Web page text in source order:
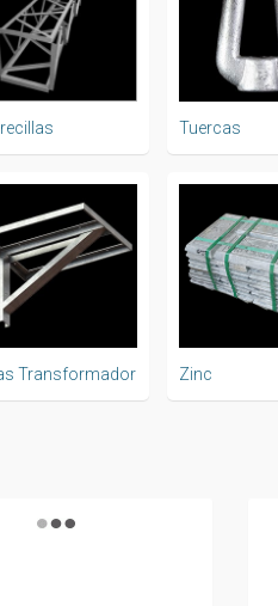
Tuercas
Transformador Zinc